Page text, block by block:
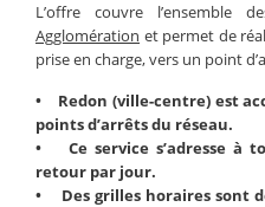
L’offre couvre l’ensemble
Agglomération et permet de
prise en charge, vers un point
• Redon (ville-centre) est
points d’arrêts du réseau.
• Ce service s’adresse à
retour par jour.
• Des grilles horaires sont